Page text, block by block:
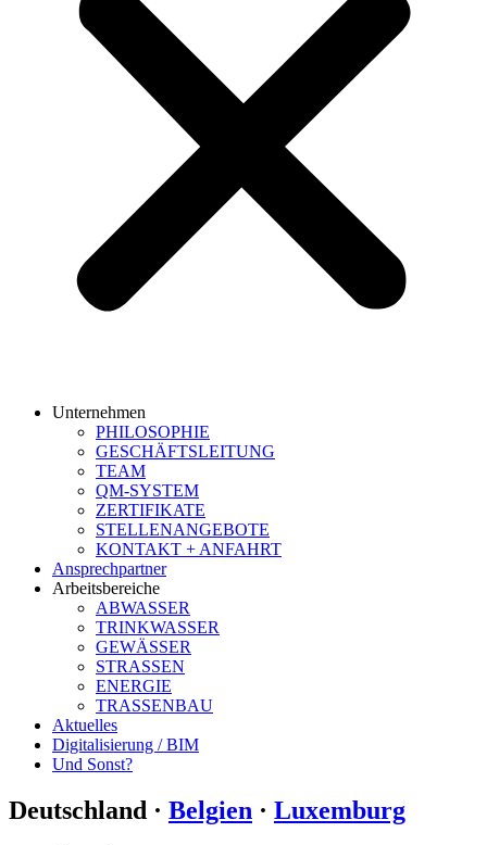
Unternehmen
PHILOSOPHIE
GESCHÄFTSLEITUNG
TEAM
QM-SYSTEM
ZERTIFIKATE
STELLENANGEBOTE
KONTAKT + ANFAHRT
Ansprechpartner
Arbeitsbereiche
ABWASSER
TRINKWASSER
GEWÄSSER
STRASSEN
ENERGIE
TRASSENBAU
Aktuelles
Digitalisierung / BIM
Und Sonst?
Deutschland · Belgien · Luxemburg